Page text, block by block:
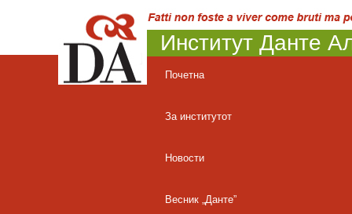
Институт Данте
Почетна
За институтот
Новости
Весник „Данте”